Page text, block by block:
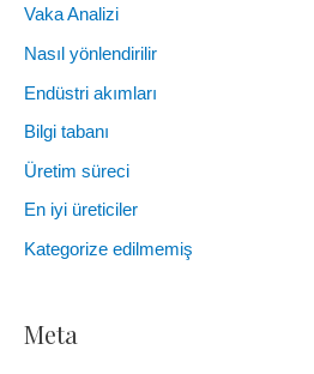
Vaka Analizi
Nasıl yönlendirilir
Endüstri akımları
Bilgi tabanı
Üretim süreci
En iyi üreticiler
Kategorize edilmemiş
Meta